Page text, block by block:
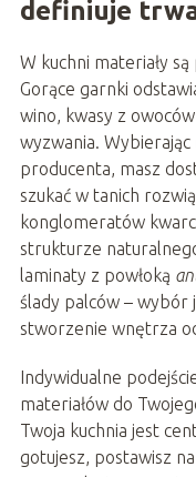
definiuje
W kuchni materiały
Gorące garnki
wino, kwasy z
wyzwania.
producenta, masz
szukać w tanich
konglomeratów
strukturze
laminaty z powłoką
ślady palców – wybór
stworzenie wnętrza
Indywidualne
materiałów do
Twoja kuchnia jest
gotujesz, postawisz